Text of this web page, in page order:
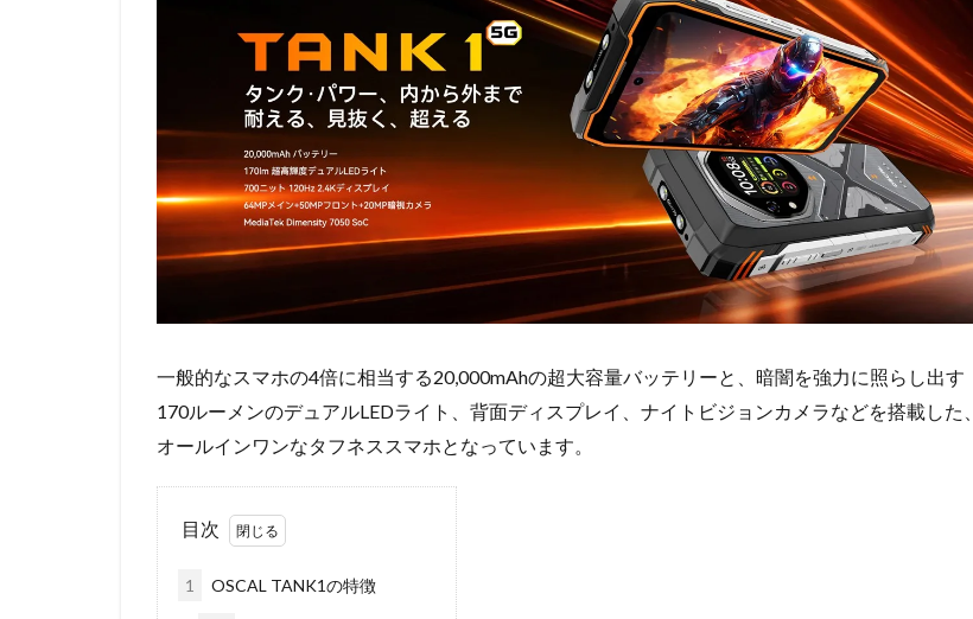
一般的なスマホの4倍に相当する20,000mAhの超大容量バッテリーと、暗闇を強力に照らし出す
170ルーメンのデュアルLEDライト、背面ディスプレイ、ナイトビジョンカメラなどを搭載した、
オールインワンなタフネススマホとなっています。
目次
1 OSCAL TANK1の特徴